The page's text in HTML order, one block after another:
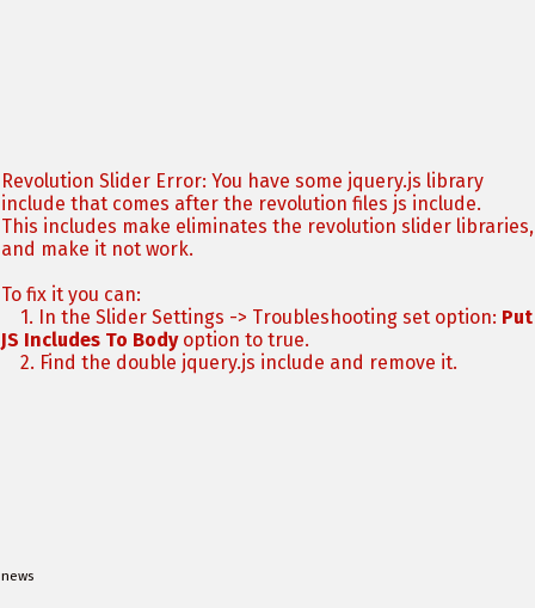
Revolution Slider Error: You have some jquery.js library
include that comes after the revolution files js include.
This includes make eliminates the revolution slider libraries,
and make it not work.
To fix it you can:
1. In the Slider Settings -> Troubleshooting set option: Put
JS Includes To Bodyoption to true.
2. Find the double jquery.js include and remove it.
news